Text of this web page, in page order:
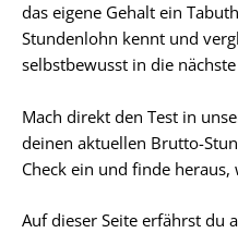
das eigene Gehalt ein
Stundenlohn kennt und
selbstbewusst in die
Mach direkt den Test in
deinen aktuellen Brutto-
Check ein und finde
Auf dieser Seite erfährst du